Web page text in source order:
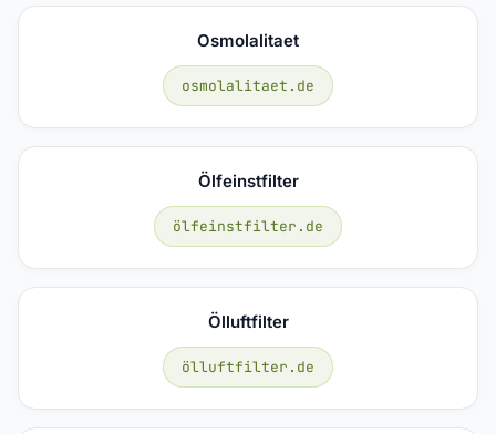
Osmolalitaet
osmolalitaet.de
Ölfeinstfilter
ölfeinstfilter.de
Ölluftfilter
ölluftfilter.de